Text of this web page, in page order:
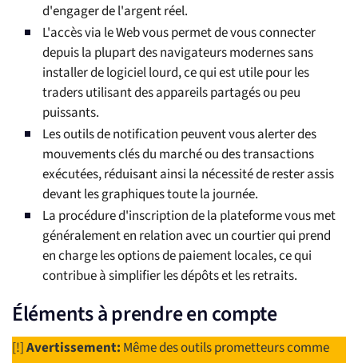
d'engager de l'argent réel.
L'accès via le Web vous permet de vous connecter
depuis la plupart des navigateurs modernes sans
installer de logiciel lourd, ce qui est utile pour les
traders utilisant des appareils partagés ou peu
puissants.
Les outils de notification peuvent vous alerter des
mouvements clés du marché ou des transactions
exécutées, réduisant ainsi la nécessité de rester assis
devant les graphiques toute la journée.
La procédure d'inscription de la plateforme vous met
généralement en relation avec un courtier qui prend
en charge les options de paiement locales, ce qui
contribue à simplifier les dépôts et les retraits.
Éléments à prendre en compte
[!]Avertissement: Même des outils prometteurs comme